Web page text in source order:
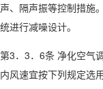
声、隔声振等控制措施
统进行减噪设计。
第3．3．6条 净化空气
内风速宜按下列规定选